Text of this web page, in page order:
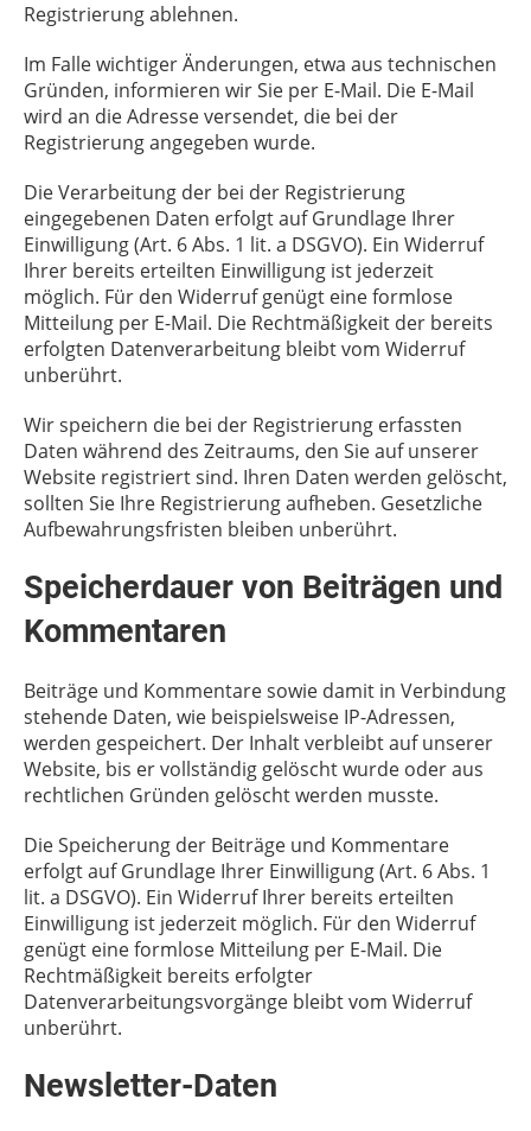
Registrierung ablehnen.
Im Falle wichtiger Änderungen, etwa aus technischen
Gründen, informieren wir Sie per E-Mail. Die E-Mail
wird an die Adresse versendet, die bei der
Registrierung angegeben wurde.
Die Verarbeitung der bei der Registrierung
eingegebenen Daten erfolgt auf Grundlage Ihrer
Einwilligung (Art. 6 Abs. 1 lit. a DSGVO). Ein Widerruf
Ihrer bereits erteilten Einwilligung ist jederzeit
möglich. Für den Widerruf genügt eine formlose
Mitteilung per E-Mail. Die Rechtmäßigkeit der bereits
erfolgten Datenverarbeitung bleibt vom Widerruf
unberührt.
Wir speichern die bei der Registrierung erfassten
Daten während des Zeitraums, den Sie auf unserer
Website registriert sind. Ihren Daten werden gelöscht,
sollten Sie Ihre Registrierung aufheben. Gesetzliche
Aufbewahrungsfristen bleiben unberührt.
Speicherdauer von Beiträgen und
Kommentaren
Beiträge und Kommentare sowie damit in Verbindung
stehende Daten, wie beispielsweise IP-Adressen,
werden gespeichert. Der Inhalt verbleibt auf unserer
Website, bis er vollständig gelöscht wurde oder aus
rechtlichen Gründen gelöscht werden musste.
Die Speicherung der Beiträge und Kommentare
erfolgt auf Grundlage Ihrer Einwilligung (Art. 6 Abs. 1
lit. a DSGVO). Ein Widerruf Ihrer bereits erteilten
Einwilligung ist jederzeit möglich. Für den Widerruf
genügt eine formlose Mitteilung per E-Mail. Die
Rechtmäßigkeit bereits erfolgter
Datenverarbeitungsvorgänge bleibt vom Widerruf
unberührt.
Newsletter-Daten